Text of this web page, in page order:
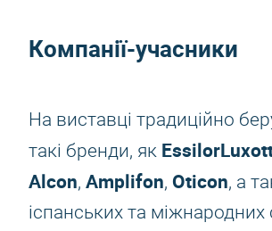
Компанії-учасники
На виставці традиційно
такі бренди, як
Alcon, Amplifon, Oticon, а
іспанських та міжнародних